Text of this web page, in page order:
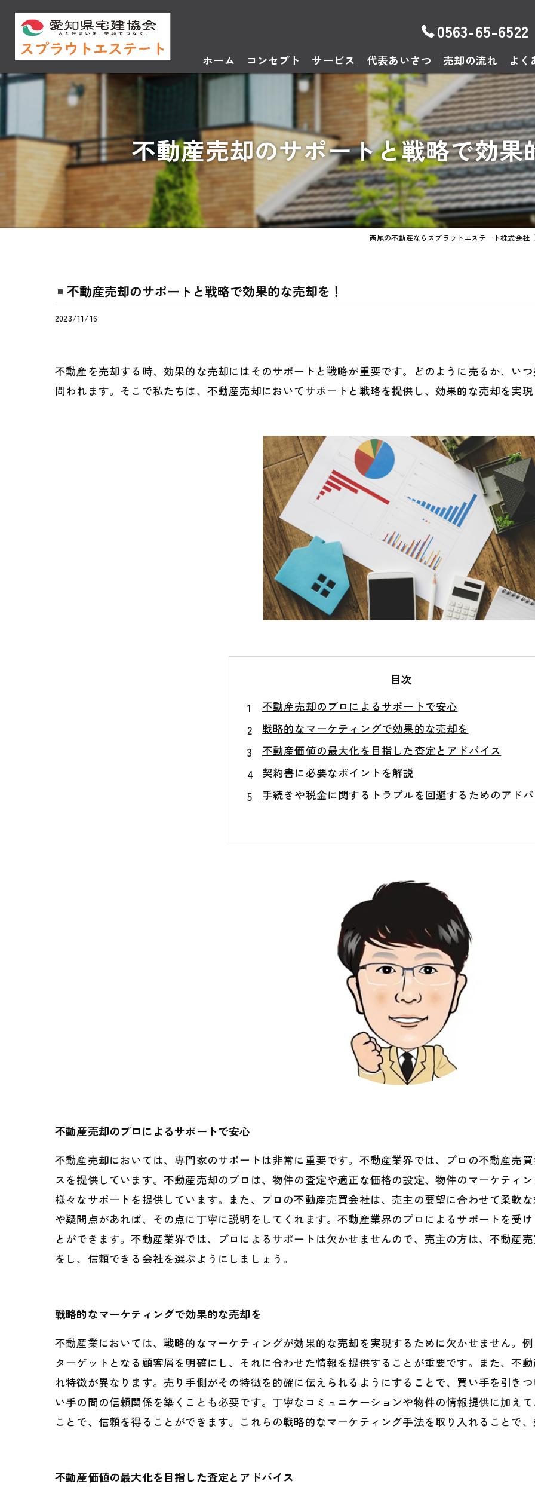
0563-65-6522
ホーム コンセプト サービス 代表あいさつ 売却の流れ よく
不動産売却のサポートと戦略で効果
西尾の不動産ならスプラウトエステート株式会社
不動産売却のサポートと戦略で効果的な売却を！
2023/11/16
不動産を売却する時、効果的な売却にはそのサポートと戦略が重要です。どのように売るか、い
問われます。そこで私たちは、不動産売却においてサポートと戦略を提供し、効果的な売却を実
目次
不動産売却のプロによるサポートで安心
戦略的なマーケティングで効果的な売却を
不動産価値の最大化を目指した査定とアドバイス
契約書に必要なポイントを解説
手続きや税金に関するトラブルを回避するためのアド
不動産売却のプロによるサポートで安心
不動産売却においては、専門家のサポートは非常に重要です。不動産業界では、プロの不動産売
スを提供しています。不動産売却のプロは、物件の査定や適正な価格の設定、物件のマーケティ
様々なサポートを提供しています。また、プロの不動産売買会社は、売主の要望に合わせて柔軟
や疑問点があれば、その点に丁寧に説明をしてくれます。不動産業界のプロによるサポートを受
とができます。不動産業界では、プロによるサポートは欠かせませんので、売主の方は、不動産
をし、信頼できる会社を選ぶようにしましょう。
戦略的なマーケティングで効果的な売却を
不動産業においては、戦略的なマーケティングが効果的な売却を実現するために欠かせません。
ターゲットとなる顧客層を明確にし、それに合わせた情報を提供することが重要です。また、不
れ特徴が異なります。売り手側がその特徴を的確に伝えられるようにすることで、買い手を引き
い手の間の信頼関係を築くことも必要です。丁寧なコミュニケーションや物件の情報提供に加え
ことで、信頼を得ることができます。これらの戦略的なマーケティング手法を取り入れることで
不動産価値の最大化を目指した査定とアドバイス